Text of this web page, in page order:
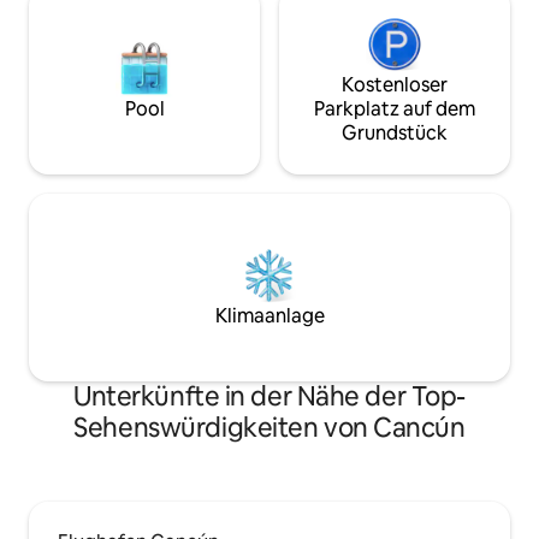
Pool
Kostenloser
Parkplatz auf dem
Grundstück
Klimaanlage
Unterkünfte in der Nähe der Top-
Sehenswürdigkeiten von Cancún